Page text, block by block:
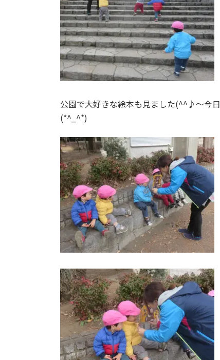
公園で大好きな絵本も見ました(^^♪～今
(*^_^*)